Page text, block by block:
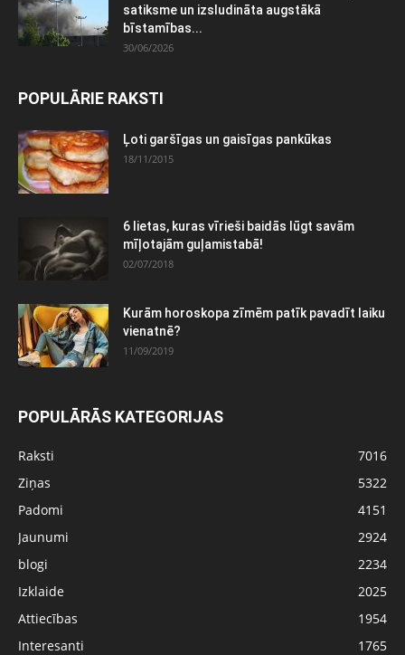
satiksme un izsludināta augstākā
bīstamības...
30/06/2026
POPULĀRIE RAKSTI
Ļoti garšīgas un gaisīgas pankūkas
18/11/2015
6 lietas, kuras vīrieši baidās lūgt savām
mīļotajām guļamistabā!
02/07/2018
Kurām horoskopa zīmēm patīk pavadīt laiku
vienatnē?
11/09/2019
POPULĀRĀS KATEGORIJAS
Raksti
7016
Ziņas
5322
Padomi
4151
Jaunumi
2924
blogi
2234
Izklaide
2025
Attiecības
1954
Interesanti
1765